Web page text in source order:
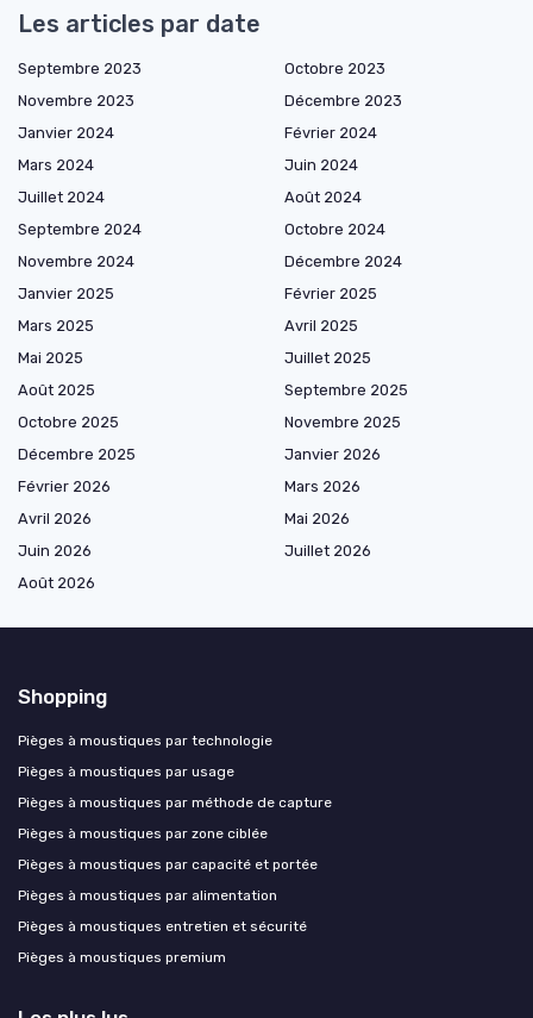
Les articles par date
Septembre 2023
Octobre 2023
Novembre 2023
Décembre 2023
Janvier 2024
Février 2024
Mars 2024
Juin 2024
Juillet 2024
Août 2024
Septembre 2024
Octobre 2024
Novembre 2024
Décembre 2024
Janvier 2025
Février 2025
Mars 2025
Avril 2025
Mai 2025
Juillet 2025
Août 2025
Septembre 2025
Octobre 2025
Novembre 2025
Décembre 2025
Janvier 2026
Février 2026
Mars 2026
Avril 2026
Mai 2026
Juin 2026
Juillet 2026
Août 2026
Shopping
Pièges à moustiques par technologie
Pièges à moustiques par usage
Pièges à moustiques par méthode de capture
Pièges à moustiques par zone ciblée
Pièges à moustiques par capacité et portée
Pièges à moustiques par alimentation
Pièges à moustiques entretien et sécurité
Pièges à moustiques premium